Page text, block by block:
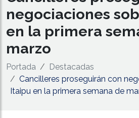
negociaciones
en la primera
marzo
Portada
Destacadas
Cancilleres proseguirán con
Itaipu en la primera semana de